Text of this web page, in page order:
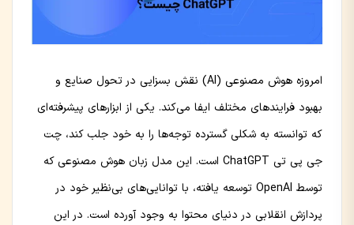
امروزه هوش مصنوعی (AI) نقش بسزایی در تحول صنایع و
بهبود فرایندهای مختلف ایفا می‌کند. یکی از ابزارهای پیشرفته‌ای
که توانسته به شکلی گسترده توجه‌ها را به خود جلب کند، چت
جی پی تی ChatGPT است. این مدل زبان هوش مصنوعی که
توسط OpenAI توسعه یافته، با توانایی‌های بی‌نظیر خود در
پردازش انقلابی در دنیای محتوا به وجود آورده است. در این